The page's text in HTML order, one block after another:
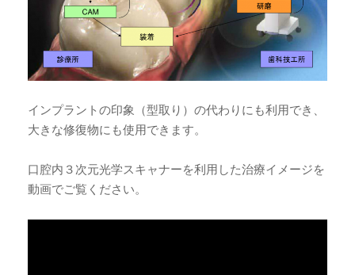
インプラントの印象（型取り）の代わりにも利用でき、
大きな修復物にも使用できます。
口腔内３次元光学スキャナーを利用した治療イメージを
動画でご覧ください。